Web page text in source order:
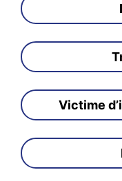
Victime